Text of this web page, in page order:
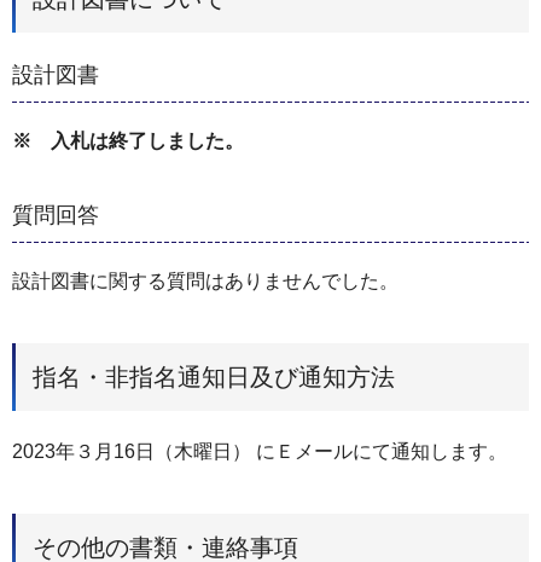
設計図書
※ 入札は終了しました。
質問回答
設計図書に関する質問はありませんでした。
指名・非指名通知日及び通知方法
2023年３月16日（木曜日） にＥメールにて通知します。
その他の書類・連絡事項